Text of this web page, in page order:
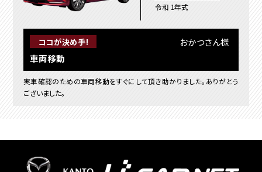
令和 1年式
ココが決め手!
車両移動
おかつさん様
実車確認のための車両移動をすぐにして頂き助かりました。ありがとう
ございました。